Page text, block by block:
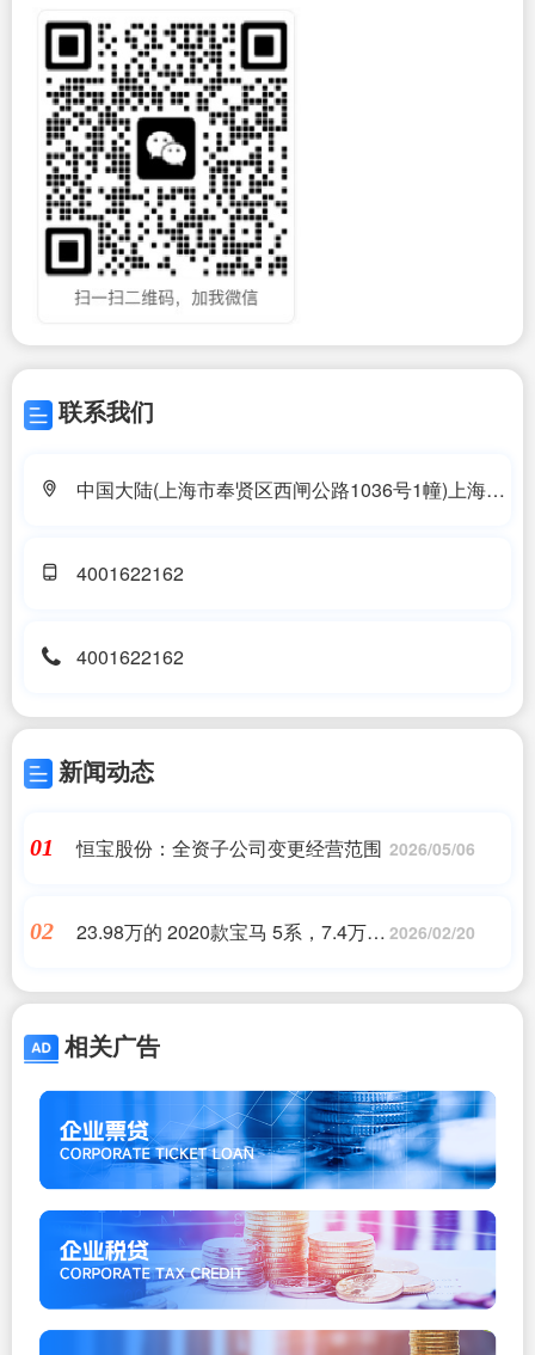
联系我们
中国大陆(上海市奉贤区西闸公路1036号1幢)上海分
4001622162
4001622162
新闻动态
01 恒宝股份：全资子公司变更经营范围 2026/05/06
02
23.98万的 2020款宝马 5系，7.4万公 2026/02/20
相关广告